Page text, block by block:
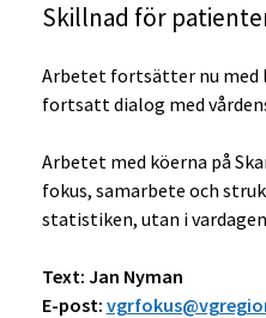
Skillnad för
Arbetet fortsätter nu med
fortsatt dialog med
Arbetet med köerna på
fokus, samarbete och
statistiken, utan i
Text: Jan Nyman
E-post: